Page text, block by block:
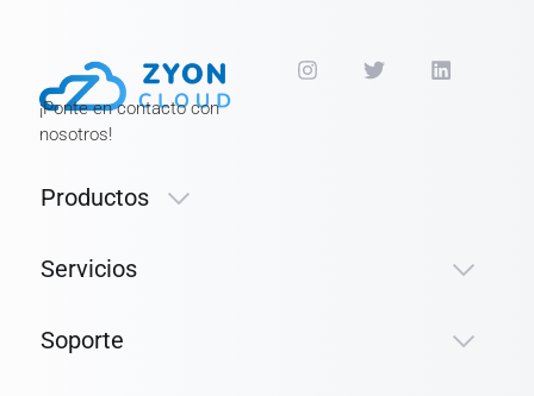
¡Ponte en contacto con
nosotros!
Productos
Servicios
Soporte